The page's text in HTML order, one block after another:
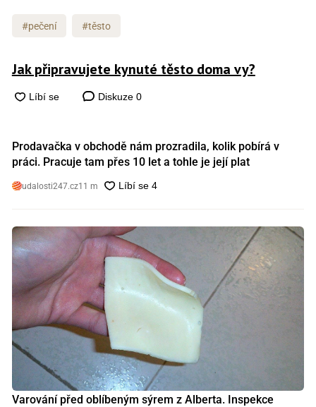
#pečení #těsto
Jak připravujete kynuté těsto doma vy?
Diskuze 0
Prodavačka v obchodě nám prozradila, kolik pobírá v
práci. Pracuje tam přes 10 let a tohle je její plat
udalosti247.cz11 m
Varování před oblíbeným sýrem z Alberta. Inspekce